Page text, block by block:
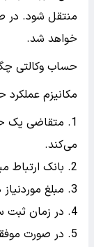
منتقل شود. در
خواهد شد.
حساب وکالتی
مکانیزم
متقاضی یک
می‌کند.
بانک ارتباط
مبلغ
در زمان ثبت
در صورت